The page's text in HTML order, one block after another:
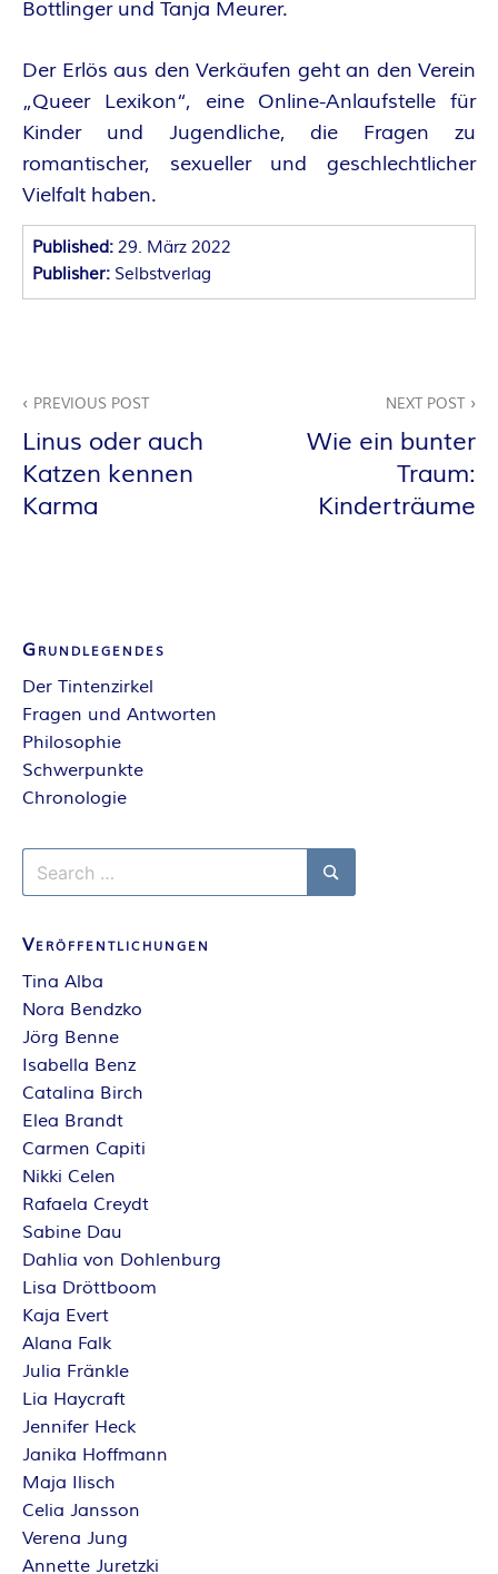
I
S
Bottlinger und Tanja Meurer.
Der Erlös aus den Verkäufen geht an den Verein
„Queer Lexikon“, eine Online-Anlaufstelle für
Kinder und Jugendliche, die Fragen zu
romantischer, sexueller und geschlechtlicher
Vielfalt haben.
Published: 29. März 2022
Publisher: Selbstverlag
PREVIOUS POST
Linus oder auch
Katzen kennen
Karma
NEXT POST
Wie ein bunter
Traum:
Kinderträume
Grundlegendes
Der Tintenzirkel
Fragen und Antworten
Philosophie
Schwerpunkte
Chronologie
Search
for:
Search
Veröffentlichungen
Tina Alba
Nora Bendzko
Jörg Benne
Isabella Benz
Catalina Birch
Elea Brandt
Carmen Capiti
Nikki Celen
Rafaela Creydt
Sabine Dau
Dahlia von Dohlenburg
Lisa Dröttboom
Kaja Evert
Alana Falk
Julia Fränkle
Lia Haycraft
Jennifer Heck
Janika Hoffmann
Maja Ilisch
Celia Jansson
Verena Jung
Annette Juretzki